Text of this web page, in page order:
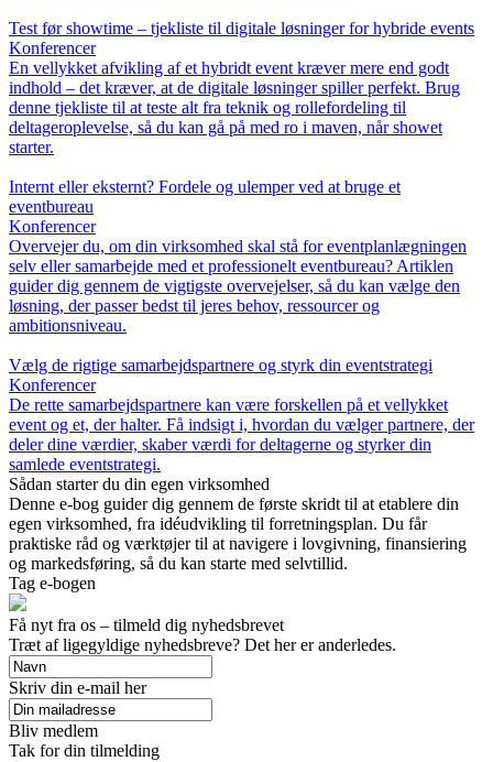
Test før showtime – tjekliste til digitale løsninger for hybride events
Konferencer
En vellykket afvikling af et hybridt event kræver mere end godt
indhold – det kræver, at de digitale løsninger spiller perfekt. Brug
denne tjekliste til at teste alt fra teknik og rollefordeling til
deltageroplevelse, så du kan gå på med ro i maven, når showet
starter.
Internt eller eksternt? Fordele og ulemper ved at bruge et
eventbureau
Konferencer
Overvejer du, om din virksomhed skal stå for eventplanlægningen
selv eller samarbejde med et professionelt eventbureau? Artiklen
guider dig gennem de vigtigste overvejelser, så du kan vælge den
løsning, der passer bedst til jeres behov, ressourcer og
ambitionsniveau.
Vælg de rigtige samarbejdspartnere og styrk din eventstrategi
Konferencer
De rette samarbejdspartnere kan være forskellen på et vellykket
event og et, der halter. Få indsigt i, hvordan du vælger partnere, der
deler dine værdier, skaber værdi for deltagerne og styrker din
samlede eventstrategi.
Sådan starter du din egen virksomhed
Denne e-bog guider dig gennem de første skridt til at etablere din
egen virksomhed, fra idéudvikling til forretningsplan. Du får
praktiske råd og værktøjer til at navigere i lovgivning, finansiering
og markedsføring, så du kan starte med selvtillid.
Tag e-bogen
Få nyt fra os – tilmeld dig nyhedsbrevet
Træt af ligegyldige nyhedsbreve? Det her er anderledes.
Skriv din e-mail her
Bliv medlem
Tak for din tilmelding